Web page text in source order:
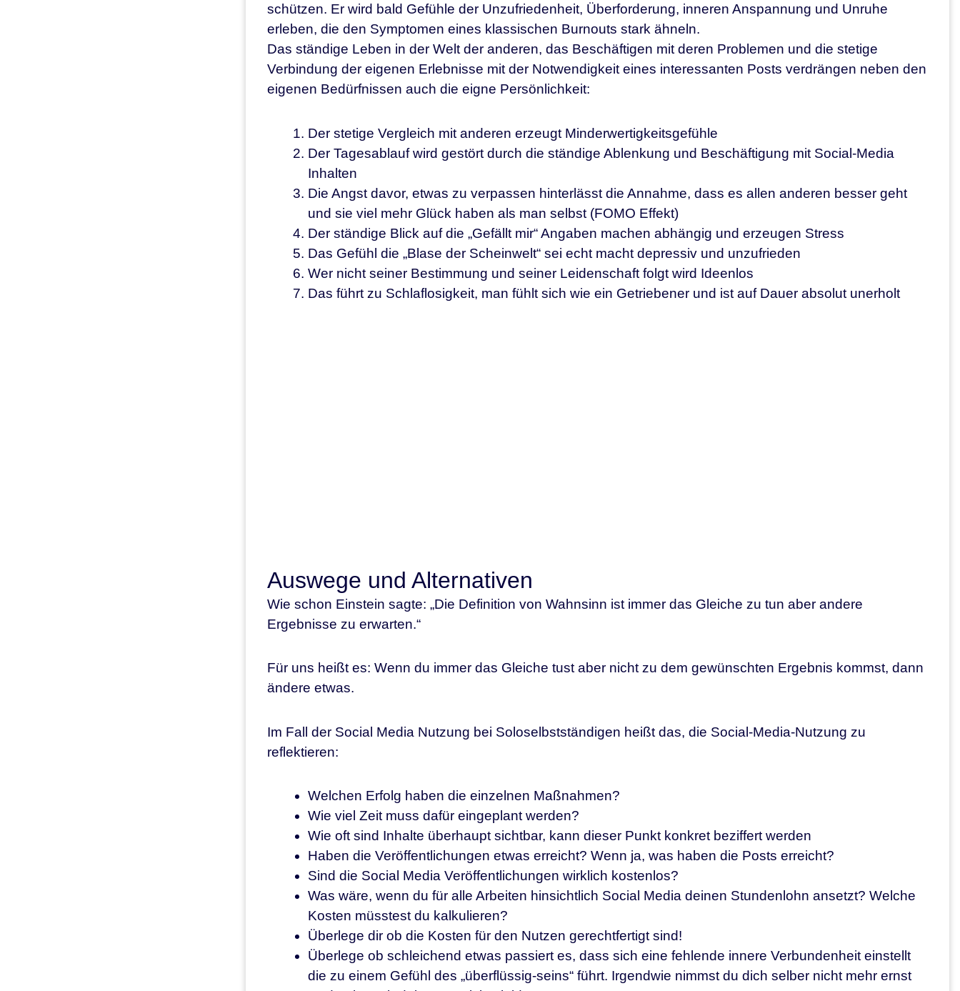
schützen. Er wird bald Gefühle der Unzufriedenheit, Überforderung, inneren Anspannung und Unruhe
erleben, die den Symptomen eines klassischen Burnouts stark ähneln.
Das ständige Leben in der Welt der anderen, das Beschäftigen mit deren Problemen und die stetige
Verbindung der eigenen Erlebnisse mit der Notwendigkeit eines interessanten Posts verdrängen neben den
eigenen Bedürfnissen auch die eigne Persönlichkeit:
Der stetige Vergleich mit anderen erzeugt Minderwertigkeitsgefühle
Der Tagesablauf wird gestört durch die ständige Ablenkung und Beschäftigung mit Social-Media
Inhalten
Die Angst davor, etwas zu verpassen hinterlässt die Annahme, dass es allen anderen besser geht
und sie viel mehr Glück haben als man selbst (FOMO Effekt)
Der ständige Blick auf die „Gefällt mir“ Angaben machen abhängig und erzeugen Stress
Das Gefühl die „Blase der Scheinwelt“ sei echt macht depressiv und unzufrieden
Wer nicht seiner Bestimmung und seiner Leidenschaft folgt wird Ideenlos
Das führt zu Schlaflosigkeit, man fühlt sich wie ein Getriebener und ist auf Dauer absolut unerholt
Auswege und Alternativen
Wie schon Einstein sagte: „Die Definition von Wahnsinn ist immer das Gleiche zu tun aber andere
Ergebnisse zu erwarten.“
Für uns heißt es: Wenn du immer das Gleiche tust aber nicht zu dem gewünschten Ergebnis kommst, dann
ändere etwas.
Im Fall der Social Media Nutzung bei Soloselbstständigen heißt das, die Social-Media-Nutzung zu
reflektieren:
Welchen Erfolg haben die einzelnen Maßnahmen?
Wie viel Zeit muss dafür eingeplant werden?
Wie oft sind Inhalte überhaupt sichtbar, kann dieser Punkt konkret beziffert werden
Haben die Veröffentlichungen etwas erreicht? Wenn ja, was haben die Posts erreicht?
Sind die Social Media Veröffentlichungen wirklich kostenlos?
Was wäre, wenn du für alle Arbeiten hinsichtlich Social Media deinen Stundenlohn ansetzt? Welche
Kosten müsstest du kalkulieren?
Überlege dir ob die Kosten für den Nutzen gerechtfertigt sind!
Überlege ob schleichend etwas passiert es, dass sich eine fehlende innere Verbundenheit einstellt
die zu einem Gefühl des „überflüssig-seins“ führt. Irgendwie nimmst du dich selber nicht mehr ernst